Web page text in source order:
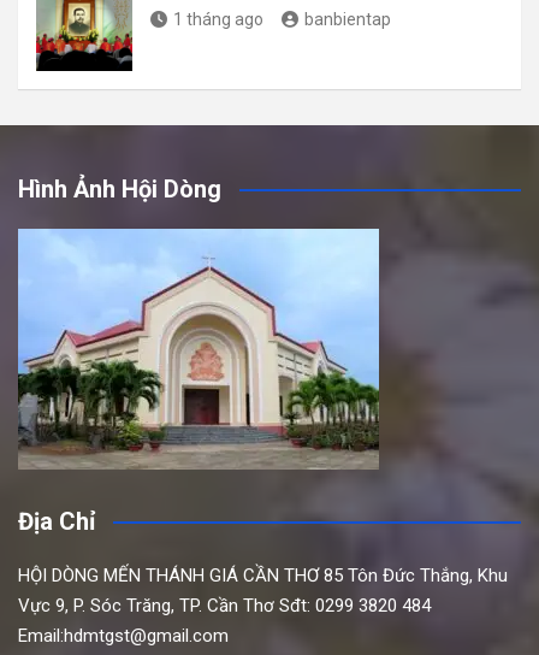
1 tháng ago banbientap
Hình Ảnh Hội Dòng
Địa Chỉ
HỘI DÒNG MẾN THÁNH GIÁ CẦN THƠ 85 Tôn Đức Thắng, Khu
Vực 9, P. Sóc Trăng, TP. Cần Thơ Sđt: 0299 3820 484
Email:hdmtgst@gmail.com